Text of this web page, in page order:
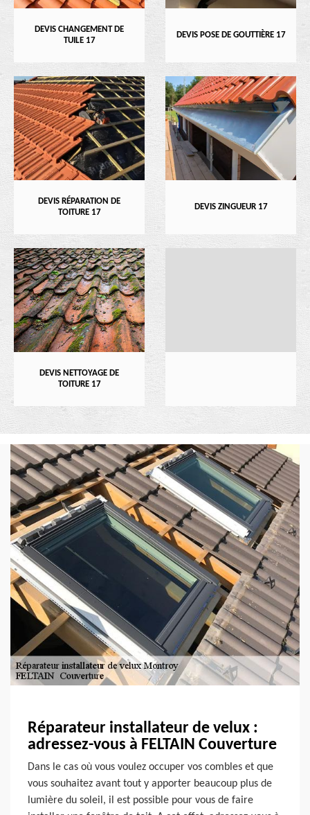
DEVIS CHANGEMENT DE
TUILE 17
DEVIS POSE DE GOUTTIÈRE 17
DEVIS RÉPARATION DE
TOITURE 17
DEVIS ZINGUEUR 17
DEVIS NETTOYAGE DE
TOITURE 17
Réparateur installateur de velux :
adressez-vous à FELTAIN Couverture
Dans le cas où vous voulez occuper vos combles et que
vous souhaitez avant tout y apporter beaucoup plus de
lumière du soleil, il est possible pour vous de faire